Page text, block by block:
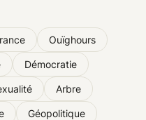
Ouïghours
Démocratie
Arbre
Géopolitique